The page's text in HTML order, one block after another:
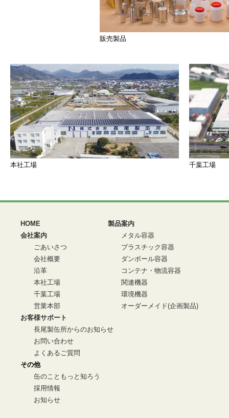
販売製品
本社工場 千葉工場
HOME
会社案内
ごあいさつ
会社概要
沿革
本社工場
千葉工場
営業本部
製品案内
メタル容器
プラスチック容器
ダンボール容器
コンテナ・物流容器
関連機器
環境機器
オーダーメイド(企画製品)
お客様サポート
長尾製缶所からのお知らせ
お問い合わせ
よくあるご質問
その他
缶のこともっと知ろう
採用情報
お知らせ